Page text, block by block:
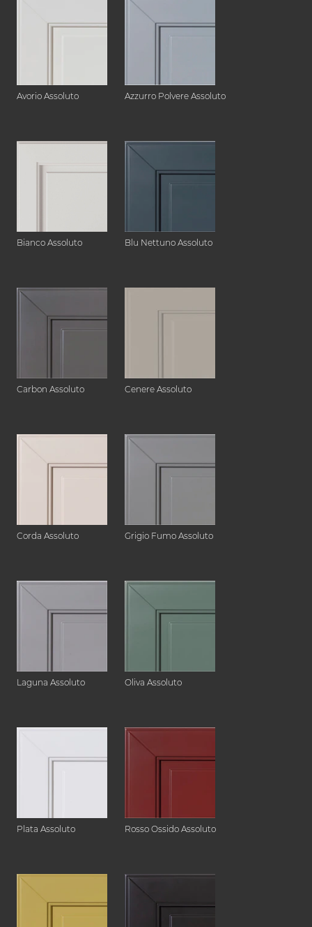
Avorio Assoluto Azzurro Polvere Assoluto
Bianco Assoluto Blu Nettuno Assoluto
Carbon Assoluto Cenere Assoluto
Corda Assoluto Grigio Fumo Assoluto
Laguna Assoluto Oliva Assoluto
Plata Assoluto Rosso Ossido Assoluto